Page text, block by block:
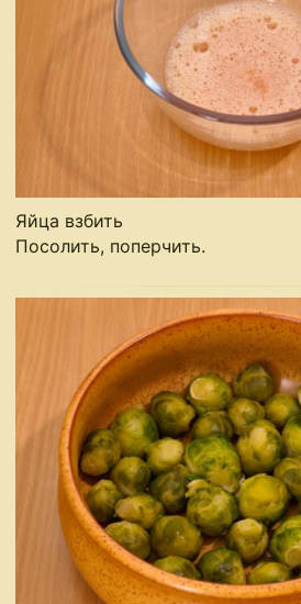
Яйца взбить
Посолить, поперчить.